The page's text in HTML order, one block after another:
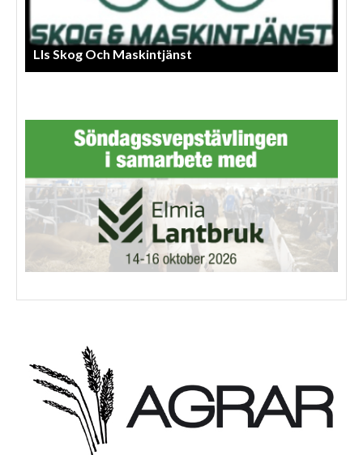
Lls Skog Och Maskintjänst